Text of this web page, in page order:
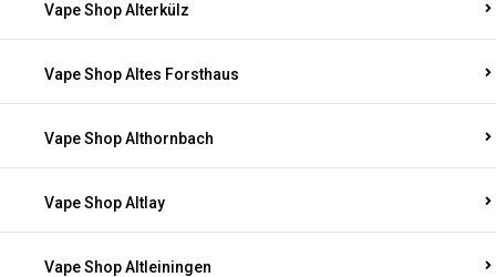
Vape Shop Alterkülz
Vape Shop Altes Forsthaus
Vape Shop Althornbach
Vape Shop Altlay
Vape Shop Altleiningen